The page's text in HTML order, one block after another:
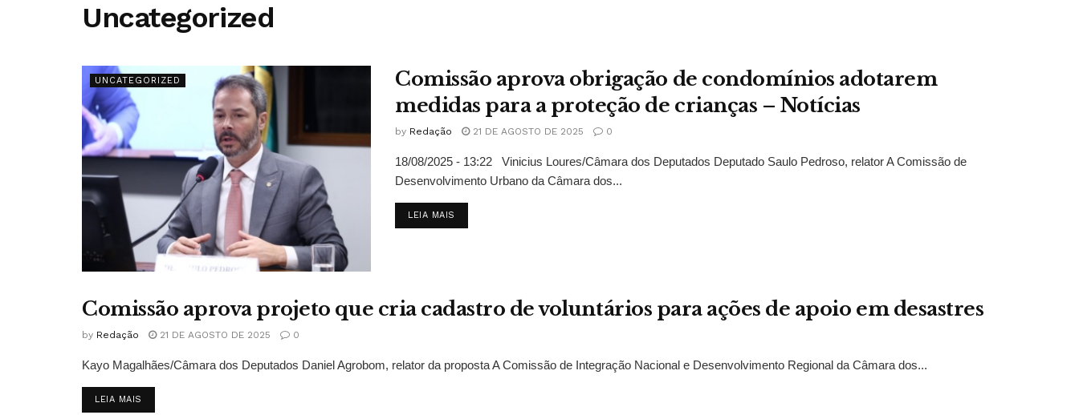
Uncategorized
UNCATEGORIZED
Comissão aprova obrigação de condomínios adotarem
medidas para a proteção de crianças – Notícias
by Redação 21 DE AGOSTO DE 2025 0
18/08/2025 - 13:22 Vinicius Loures/Câmara dos Deputados Deputado Saulo Pedroso, relator A Comissão de
Desenvolvimento Urbano da Câmara dos...
LEIA MAIS
UNCATEGORIZED
Comissão aprova projeto que cria cadastro de voluntários para ações de apoio em desastres
by Redação 21 DE AGOSTO DE 2025 0
Kayo Magalhães/Câmara dos Deputados Daniel Agrobom, relator da proposta A Comissão de Integração Nacional e Desenvolvimento Regional da Câmara dos...
LEIA MAIS